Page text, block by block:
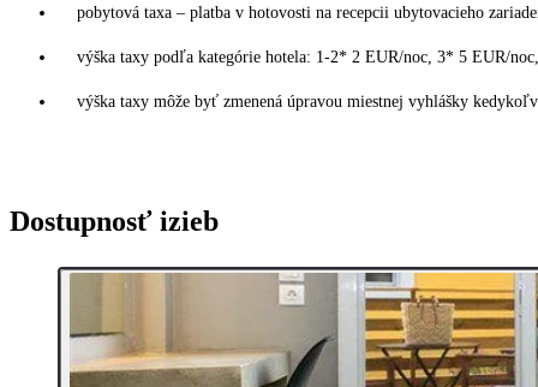
pobytová taxa – platba v hotovosti na recepcii ubytovacieho
výška taxy podľa kategórie hotela: 1-2* 2 EUR/noc, 3* 5 EUR/
výška taxy môže byť zmenená úpravou miestnej vyhlášky
Dostupnosť izieb